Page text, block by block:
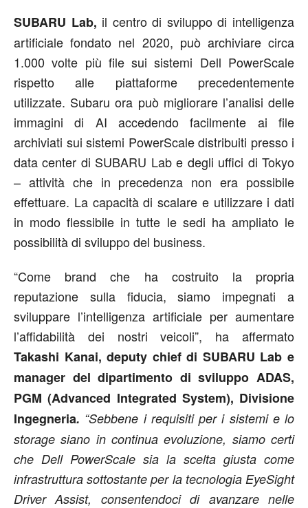
SUBARU Lab, il centro di sviluppo di intelligenza
artificiale fondato nel 2020, può archiviare circa
1.000 volte più file sui sistemi Dell PowerScale
rispetto alle piattaforme precedentemente
utilizzate. Subaru ora può migliorare l’analisi delle
immagini di AI accedendo facilmente ai file
archiviati sui sistemi PowerScale distribuiti presso i
data center di SUBARU Lab e degli uffici di Tokyo
– attività che in precedenza non era possibile
effettuare. La capacità di scalare e utilizzare i dati
in modo flessibile in tutte le sedi ha ampliato le
possibilità di sviluppo del business.
“Come brand che ha costruito la propria
reputazione sulla fiducia, siamo impegnati a
sviluppare l’intelligenza artificiale per aumentare
l’affidabilità dei nostri veicoli”, ha affermato
Takashi Kanai, deputy chief di SUBARU Lab e
manager del dipartimento di sviluppo ADAS,
PGM (Advanced Integrated System), Divisione
Ingegneria. “Sebbene i requisiti per i sistemi e lo
storage siano in continua evoluzione, siamo certi
che Dell PowerScale sia la scelta giusta come
infrastruttura sottostante per la tecnologia EyeSight
Driver Assist, consentendoci di avanzare nelle